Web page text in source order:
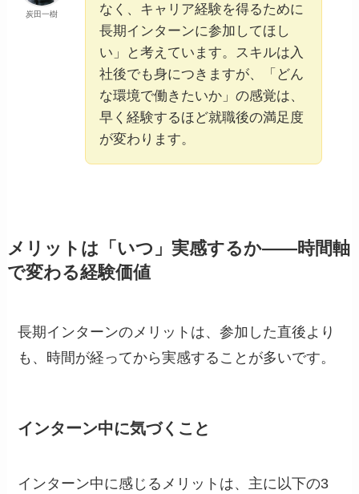
炭田一樹
なく、キャリア経験を得るために
長期インターンに参加してほし
い」と考えています。スキルは入
社後でも身につきますが、「どん
な環境で働きたいか」の感覚は、
早く経験するほど就職後の満足度
が変わります。
メリットは「いつ」実感するか——時間軸
で変わる経験価値
長期インターンのメリットは、参加した直後より
も、時間が経ってから実感することが多いです。
インターン中に気づくこと
インターン中に感じるメリットは、主に以下の3